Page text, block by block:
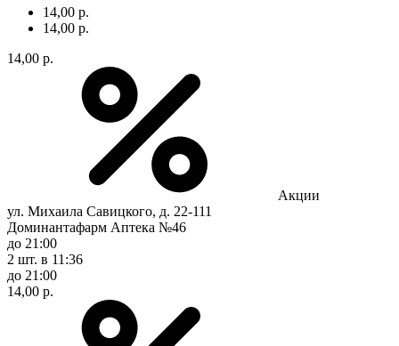
14,00 р.
14,00 р.
14,00 р.
Акции
ул. Михаила Савицкого, д. 22-111
Доминантафарм Аптека №46
до 21:00
2 шт. в 11:36
до 21:00
14,00 р.